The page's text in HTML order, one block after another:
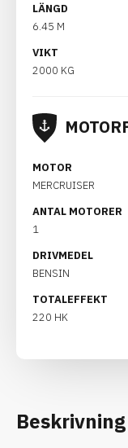
LÄNGD
6.45 M
VIKT
2000 KG
MOTOR
MERCRUISER
ANTAL MOTORER
1
DRIVMEDEL
BENSIN
TOTALEFFEKT
220 HK
Beskrivning